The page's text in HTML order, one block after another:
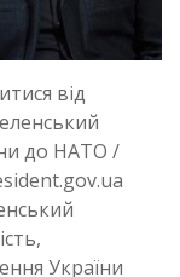
від
до НАТО /
України